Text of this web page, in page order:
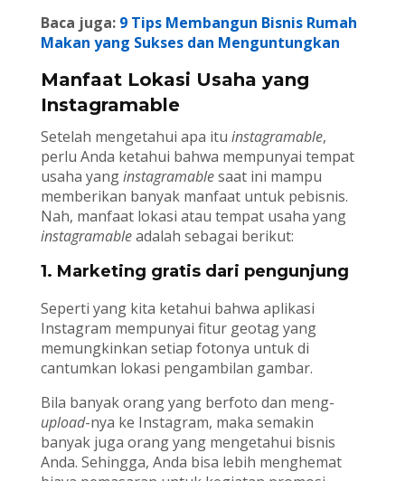
Baca juga: 9 Tips Membangun Bisnis Rumah
Makan yang Sukses dan Menguntungkan
Manfaat Lokasi Usaha yang
Instagramable
Setelah mengetahui apa itu instagramable,
perlu Anda ketahui bahwa mempunyai tempat
usaha yanginstagramablesaat ini mampu
memberikan banyak manfaat untuk pebisnis.
Nah, manfaat lokasi atau tempat usaha yang
instagramableadalah sebagai berikut:
1. Marketing gratis dari pengunjung
Seperti yang kita ketahui bahwa aplikasi
Instagram mempunyai fitur geotag yang
memungkinkan setiap fotonya untuk di
cantumkan lokasi pengambilan gambar.
Bila banyak orang yang berfoto dan meng-
upload-nya ke Instagram, maka semakin
banyak juga orang yang mengetahui bisnis
Anda. Sehingga, Anda bisa lebih menghemat